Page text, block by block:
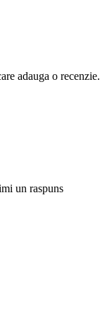
adauga o recenzie.
un raspuns